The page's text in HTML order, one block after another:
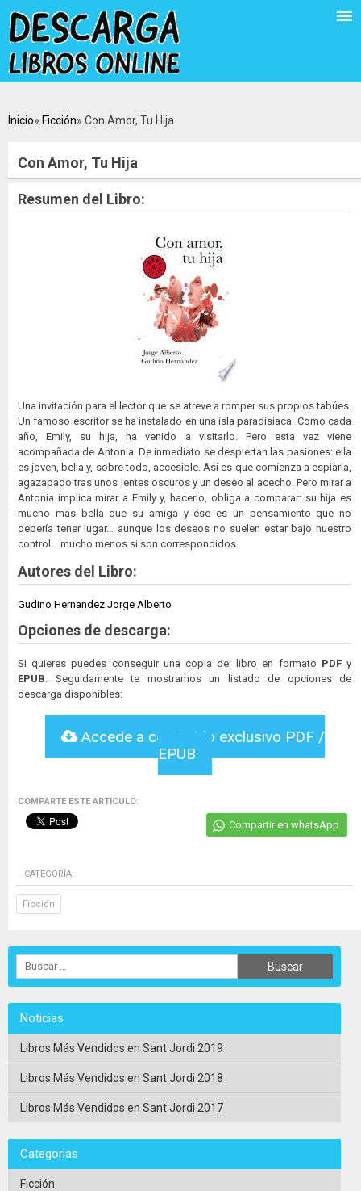
Inicio Ficción Con Amor, Tu Hija
Con Amor, Tu Hija
Resumen del Libro:
Una invitación para el lector que se atreve a romper sus propios tabúes.
Un famoso escritor se ha instalado en una isla paradisíaca. Como cada
año, Emily, su hija, ha venido a visitarlo. Pero esta vez viene
acompañada de Antonia. De inmediato se despiertan las pasiones: ella
es joven, bella y, sobre todo, accesible. Así es que comienza a espiarla,
agazapado tras unos lentes oscuros y un deseo al acecho. Pero mirar a
Antonia implica mirar a Emily y, hacerlo, obliga a comparar: su hija es
mucho más bella que su amiga y ése es un pensamiento que no
debería tener lugar… aunque los deseos no suelen estar bajo nuestro
control… mucho menos si son correspondidos.
Autores del Libro:
Gudino Hernandez Jorge Alberto
Opciones de descarga:
Si quieres puedes conseguir una copia del libro en formato PDFy
EPUB . Seguidamente te mostramos un listado de opciones de
descarga disponibles:
Accede a contenido exclusivo PDF /
EPUB
COMPARTE ESTE ARTICULO:
Compartir en whatsApp
CATEGORÍA:
Ficción
Noticias
Libros Más Vendidos en Sant Jordi 2019
Libros Más Vendidos en Sant Jordi 2018
Libros Más Vendidos en Sant Jordi 2017
Categorias
Ficción